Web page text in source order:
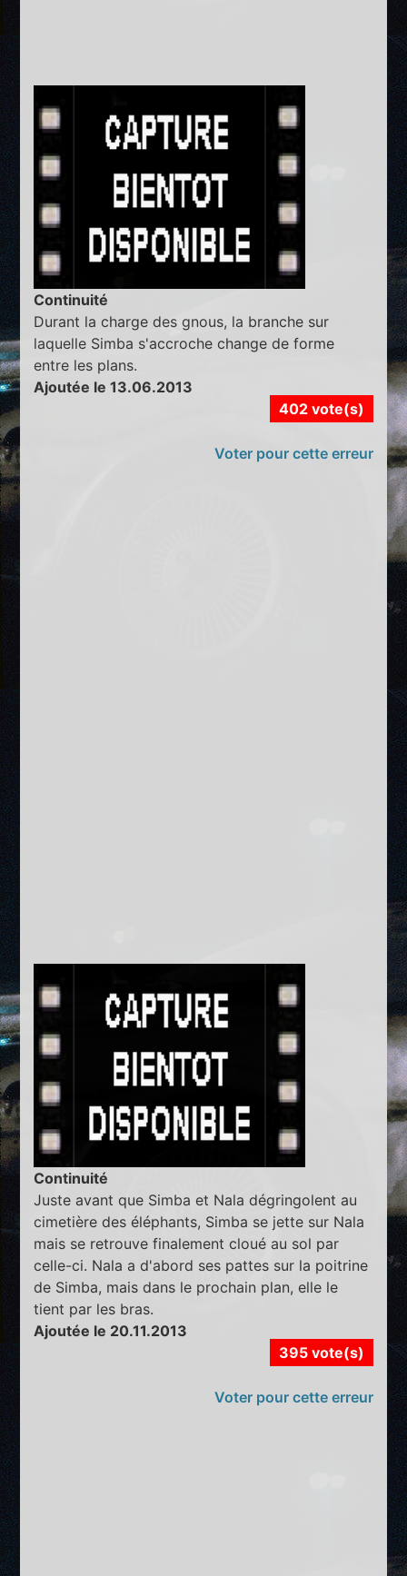
Continuité
Durant la charge des gnous, la branche sur
laquelle Simba s'accroche change de forme
entre les plans.
Ajoutée le 13.06.2013
402 vote(s)
Voter pour cette erreur
Continuité
Juste avant que Simba et Nala dégringolent au
cimetière des éléphants, Simba se jette sur Nala
mais se retrouve finalement cloué au sol par
celle-ci. Nala a d'abord ses pattes sur la poitrine
de Simba, mais dans le prochain plan, elle le
tient par les bras.
Ajoutée le 20.11.2013
395 vote(s)
Voter pour cette erreur